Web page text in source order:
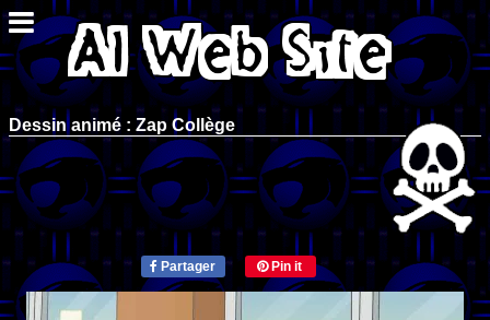
Dessin animé : Zap Collège
Partager Pin it